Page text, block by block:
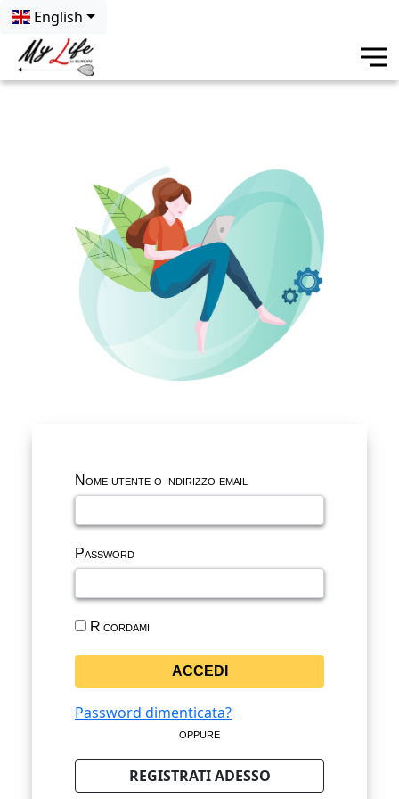
English
Nome utente o indirizzo email
Password
Ricordami
Password dimenticata?
oppure
REGISTRATI ADESSO